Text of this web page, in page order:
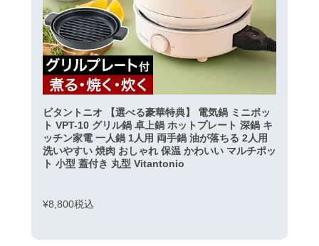
ビタントニオ 【選べる豪華特典】 電気鍋 ミニポッ
ト VPT-10 グリル鍋 卓上鍋 ホットプレート 深鍋 キ
ッチン家電 一人鍋 1人用 両手鍋 油が落ちる 2人用
洗いやすい 焼肉 おしゃれ 保温 かわいい マルチポッ
ト 小型 蓋付き 丸型 Vitantonio
¥8,800税込